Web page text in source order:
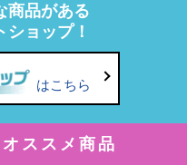
商品がある
ョップ！
はこちら
ススメ商品